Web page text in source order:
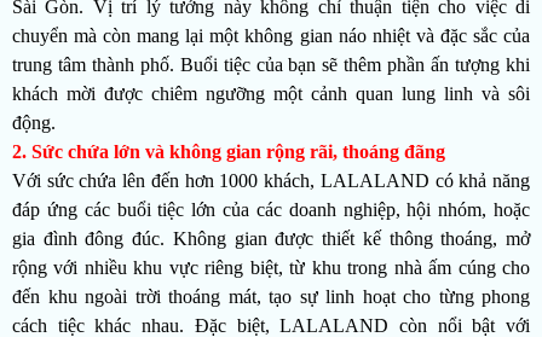
Sài Gòn. Vị trí lý tưởng này không chỉ thuận tiện cho việc di
chuyển mà còn mang lại một không gian náo nhiệt và đặc sắc của
trung tâm thành phố. Buổi tiệc của bạn sẽ thêm phần ấn tượng khi
khách mời được chiêm ngưỡng một cảnh quan lung linh và sôi
động.
2. Sức chứa lớn và không gian rộng rãi, thoáng đãng
Với sức chứa lên đến hơn 1000 khách, LALALAND có khả năng
đáp ứng các buổi tiệc lớn của các doanh nghiệp, hội nhóm, hoặc
gia đình đông đúc. Không gian được thiết kế thông thoáng, mở
rộng với nhiều khu vực riêng biệt, từ khu trong nhà ấm cúng cho
đến khu ngoài trời thoáng mát, tạo sự linh hoạt cho từng phong
cách tiệc khác nhau. Đặc biệt, LALALAND còn nổi bật với